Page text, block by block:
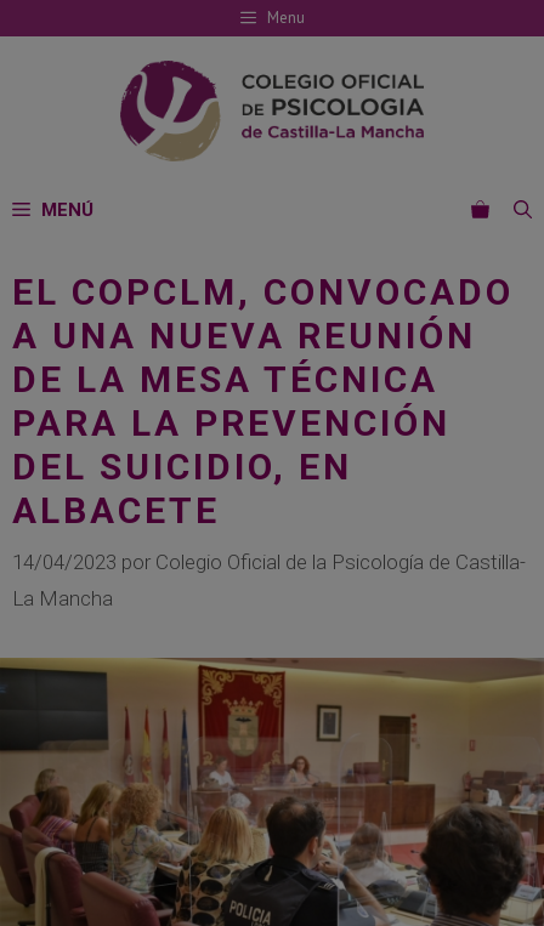
al
Menu
MENÚ
EL COPCLM, CONVOCADO
A UNA NUEVA REUNIÓN
DE LA MESA TÉCNICA
PARA LA PREVENCIÓN
DEL SUICIDIO, EN
ALBACETE
14/04/2023 por Colegio Oficial de la Psicología de Castilla-
La Mancha